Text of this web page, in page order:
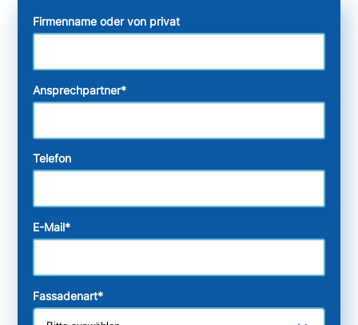
Firmenname oder von privat
Ansprechpartner*
Telefon
E-Mail*
Fassadenart*